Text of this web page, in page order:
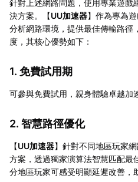
針對上述網路問題，使用專業遊戲
決方案。【UU加速器】作為專為
分析網路環境，提供最佳傳輸路徑
度，其核心優勢如下：
1. 免費試用期
可參與免費試用，親身體驗卓越加
2. 智慧路徑優化
【UU加速器】針對不同地區玩家
方案，透過獨家演算法智慧匹配最
分地區玩家可感受明顯延遲改善，